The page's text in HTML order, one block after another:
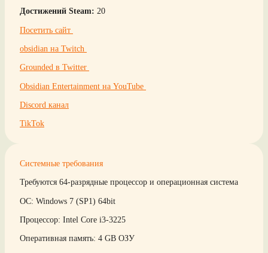
Достижений Steam: 20
Посетить сайт
obsidian на Twitch
Grounded в Twitter
Obsidian Entertainment на YouTube
Discord канал
TikTok
Системные требования
Требуются 64-разрядные процессор и операционная система
ОС: Windows 7 (SP1) 64bit
Процессор: Intel Core i3-3225
Оперативная память: 4 GB ОЗУ